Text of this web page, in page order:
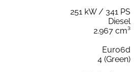
251 kW / 341 PS
Diesel
2.967 cm³
Euro6d
4 (Green)